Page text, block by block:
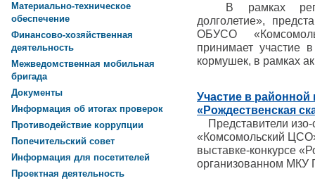
В рамках
долголетие»,
ОБУСО
принимает участие
кормушек, в рамках
Участие в районной
«Рождественская
Представители
«Комсомольский
выставке-конкурсе
организованном МКУ
Материально-техническое
обеспечение
Финансово-хозяйственная
деятельность
Межведомственная мобильная
бригада
Документы
Информация об итогах проверок
Противодействие коррупции
Попечительский совет
Информация для посетителей
Проектная деятельность